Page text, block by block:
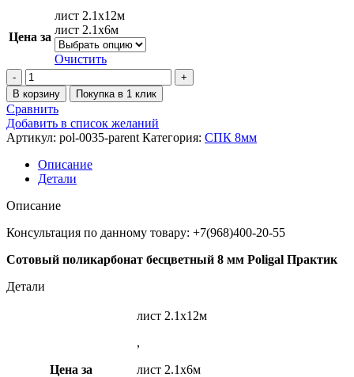
Цена за
лист 2.1х12м
лист 2.1х6м
Очистить
В корзину Покупка в 1 клик
Сравнить
Добавить в список желаний
Артикул: pol-0035-parent Категория: СПК 8мм
Описание
Детали
Описание
Консультация по данному товару: +7(968)400-20-55
Сотовый поликарбонат бесцветный 8 мм Poligal Практик
Детали
Цена за
лист 2.1х12м
,
лист 2.1х6м